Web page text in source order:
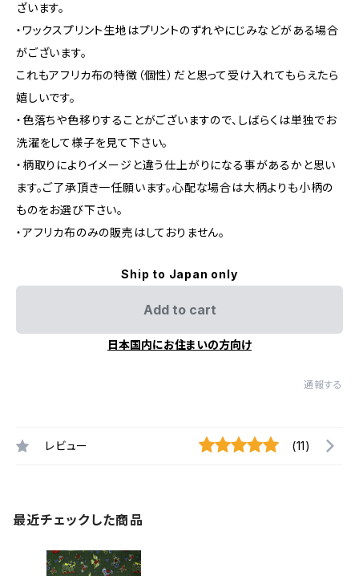
ざいます。
・ワックスプリント生地はプリントのずれやにじみなどがある場合
がございます。
これもアフリカ布の特徴（個性）だと思って受け入れてもらえたら
嬉しいです。
・色落ちや色移りすることがございますので、しばらくは単独でお
洗濯をして様子を見て下さい。
・柄取りによりイメージと違う仕上がりになる事があるかと思い
ます。ご了承頂き一任願います。心配な場合は大柄よりも小柄の
ものをお選び下さい。
・アフリカ布のみの販売はしておりません。
Ship to Japan only
Add to cart
日本国内にお住まいの方向け
通報する
レビュー (11)
最近チェックした商品